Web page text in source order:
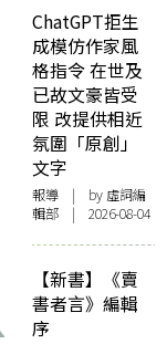
ChatGPT拒生
成模仿作家風
格指令 在世及
已故文豪皆受
限 改提供相近
氛圍「原創」
文字
報導 | by 虛詞編
輯部 | 2026-08-04
【新書】《賣
書者言》編輯
序